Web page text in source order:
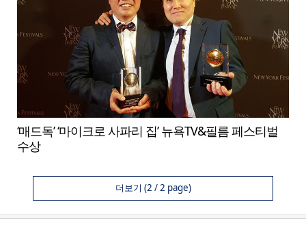
‘매드독’ ‘마이크로 사파리 집’ 뉴욕TV&필름 페스티벌
수상
더보기 (2 / 2 page)